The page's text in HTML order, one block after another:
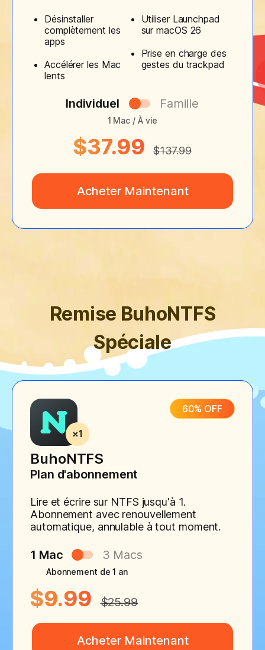
Désinstaller
complètement les
apps
Accélérer les Mac
lents
Utiliser Launchpad
sur macOS 26
Prise en charge des
gestes du trackpad
Individuel Famille
1 Mac / À vie
$37.99 $137.99
Acheter Maintenant
Remise BuhoNTFS
Spéciale
60% OFF
BuhoNTFS
Plan d'abonnement
Lire et écrire sur NTFS jusqu'à 1.
Abonnement avec renouvellement
automatique, annulable à tout moment.
1 Mac 3 Macs
Abonnement de 1 an
$9.99 $25.99
Acheter Maintenant